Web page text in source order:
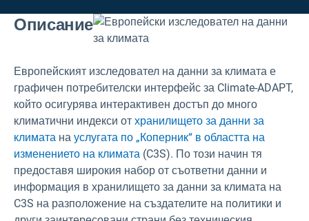
Описание
Европейският изследовател на данни за климата е
графичен потребителски интерфейс за Climate-ADAPT,
който осигурява интерактивен достъп до много
климатични индекси от хранилището за данни за
климата на услугата по „Коперник“ в областта на
изменението на климата (C3S). По този начин тя
предоставя широкия набор от съответни данни и
информация в хранилището за данни за климата на
C3S на разположение на създателите на политики и